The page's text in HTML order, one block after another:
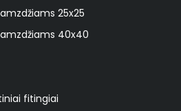
25x25
40x40
fitingiai